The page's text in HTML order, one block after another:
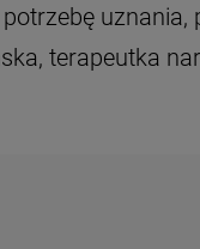
uznania,
terapeutka